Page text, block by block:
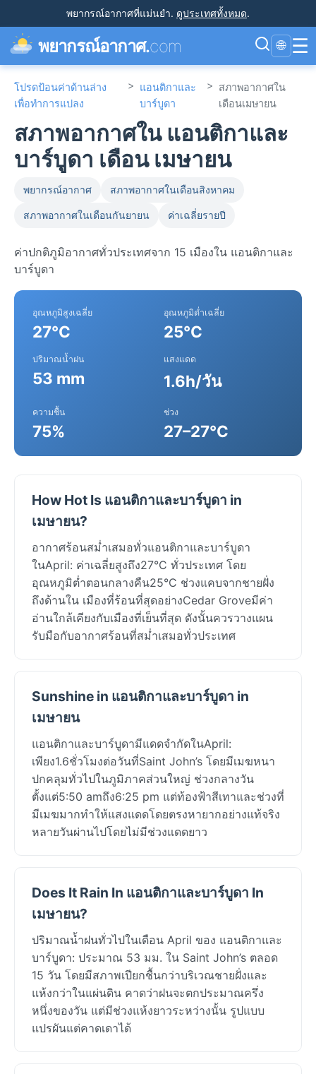
พยากรณ์อากาศที่แม่นยำ. ดูประเทศทั้งหมด.
พยากรณ์อากาศ.com 🌐 ☰
โปรดป้อนค่าด้านล่าง
เพื่อทำการแปลง
> แอนติกาและ
บาร์บูดา
> สภาพอากาศใน
เดือนเมษายน
สภาพอากาศใน แอนติกาและ
บาร์บูดา เดือน เมษายน
พยากรณ์อากาศ สภาพอากาศในเดือนสิงหาคม
สภาพอากาศในเดือนกันยายน ค่าเฉลี่ยรายปี
ค่าปกติภูมิอากาศทั่วประเทศจาก 15 เมืองใน แอนติกาและ
บาร์บูดา
อุณหภูมิสูงเฉลี่ย
27°C
อุณหภูมิต่ำเฉลี่ย
25°C
ปริมาณน้ำฝน
53 mm
แสงแดด
1.6h/วัน
ความชื้น
75%
ช่วง
27–27°C
How Hot Is แอนติกาและบาร์บูดา in
เมษายน?
อากาศร้อนสม่ำเสมอทั่วแอนติกาและบาร์บูดา
ในApril: ค่าเฉลี่ยสูงถึง27°C ทั่วประเทศ โดย
อุณหภูมิต่ำตอนกลางคืน25°C ช่วงแคบจากชายฝั่ง
ถึงด้านใน เมืองที่ร้อนที่สุดอย่างCedar Groveมีค่า
อ่านใกล้เคียงกับเมืองที่เย็นที่สุด ดังนั้นควรวางแผน
รับมือกับอากาศร้อนที่สม่ำเสมอทั่วประเทศ
Sunshine in แอนติกาและบาร์บูดา in
เมษายน
แอนติกาและบาร์บูดามีแดดจำกัดในApril:
เพียง1.6ชั่วโมงต่อวันที่Saint John’s โดยมีเมฆหนา
ปกคลุมทั่วไปในภูมิภาคส่วนใหญ่ ช่วงกลางวัน
ตั้งแต่5:50 amถึง6:25 pm แต่ท้องฟ้าสีเทาและช่วงที่
มีเมฆมากทำให้แสงแดดโดยตรงหายากอย่างแท้จริง
หลายวันผ่านไปโดยไม่มีช่วงแดดยาว
Does It Rain In แอนติกาและบาร์บูดา In
เมษายน?
ปริมาณน้ำฝนทั่วไปในเดือน April ของ แอนติกาและ
บาร์บูดา: ประมาณ 53 มม. ใน Saint John’s ตลอด
15 วัน โดยมีสภาพเปียกชื้นกว่าบริเวณชายฝั่งและ
แห้งกว่าในแผ่นดิน คาดว่าฝนจะตกประมาณครึ่ง
หนึ่งของวัน แต่มีช่วงแห้งยาวระหว่างนั้น รูปแบบ
แปรผันแต่คาดเดาได้